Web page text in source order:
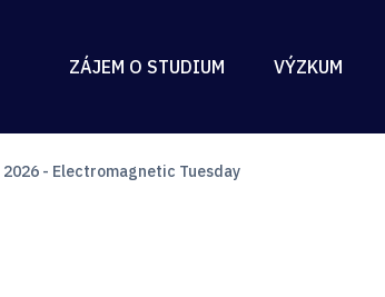
ZÁJEM O STUDIUM VÝZKUM
2026 - Electromagnetic Tuesday